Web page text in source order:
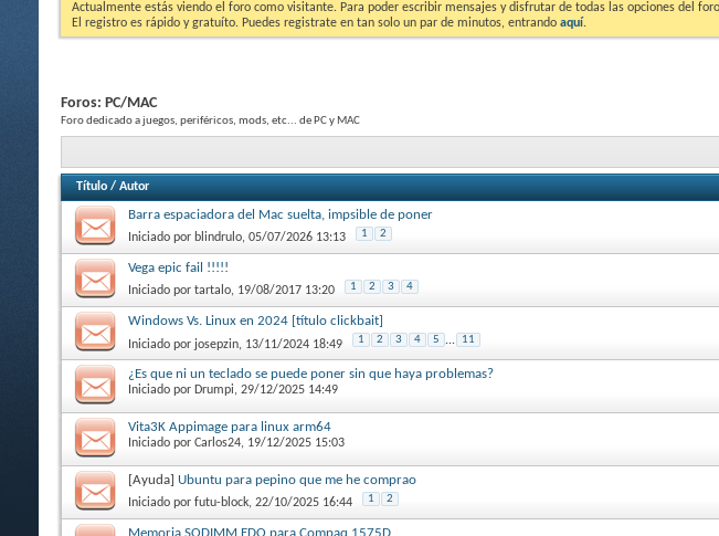
Actualmente estás viendo el foro como visitante. Para poder escribir mensajes y disfrutar de todas las opciones del
El registro es rápido y gratuíto. Puedes registrate en tan solo un par de minutos, entrando aquí.
Foros: PC/MAC
Foro dedicado a juegos, periféricos, mods, etc... de PC y MAC
Título / Autor
Barra espaciadora del Mac suelta, impsible de poner
Iniciado por blindrulo, 05/07/2026 13:13 1 2
Vega epic fail !!!!!
Iniciado por tartalo, 19/08/2017 13:20 1 2 3 4
Windows Vs. Linux en 2024 [título clickbait]
Iniciado por josepzin, 13/11/2024 18:49 1 2 3 4 5 ... 11
¿Es que ni un teclado se puede poner sin que haya problemas?
Iniciado por Drumpi, 29/12/2025 14:49
Vita3K Appimage para linux arm64
Iniciado por Carlos24, 19/12/2025 15:03
[Ayuda] Ubuntu para pepino que me he comprao
Iniciado por futu-block, 22/10/2025 16:44 1 2
Memoria SODIMM EDO para Compaq 1575D